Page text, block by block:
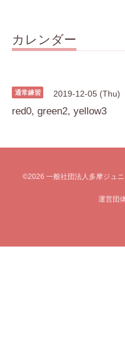
カレンダー
通常練習 2019-12-05 (Thu)
red0, green2, yellow3
©2026 一般社団法人多摩ジュ
運営団